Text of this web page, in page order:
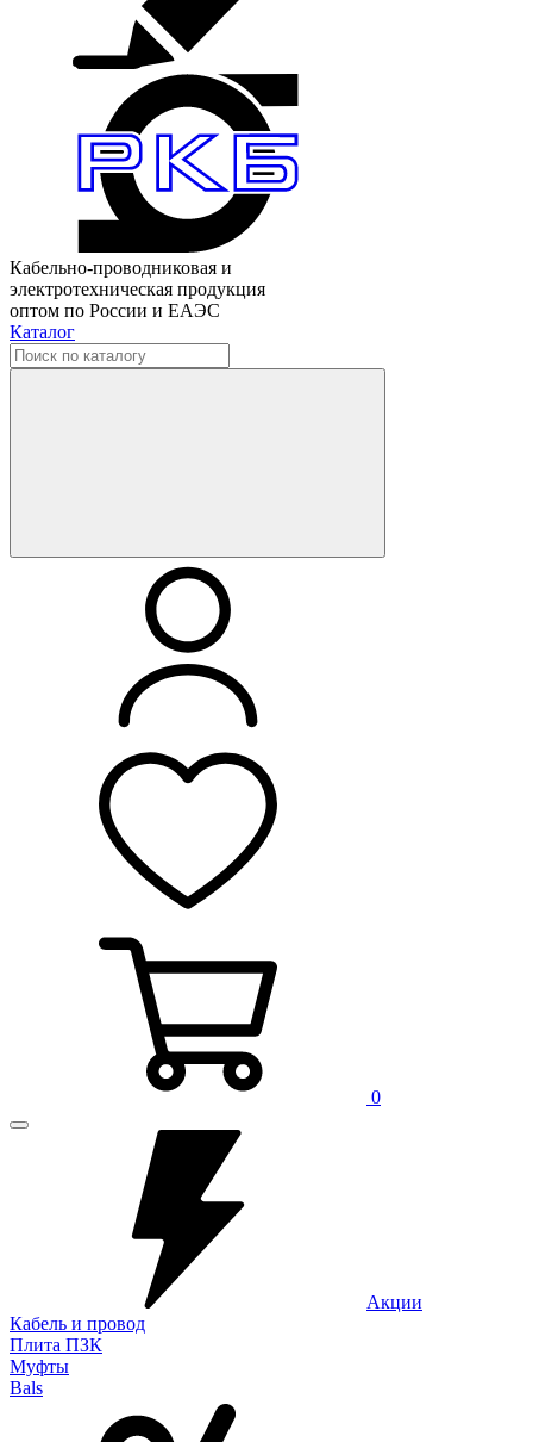
Кабельно-проводниковая и
электротехническая продукция
оптом по России и ЕАЭС
Каталог
0
Акции
Кабель и провод
Плита ПЗК
Муфты
Bals